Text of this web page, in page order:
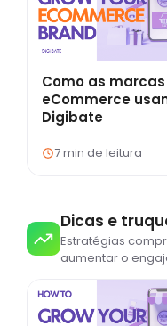
Como as
eCommerce
Digibate
7 min de leitura
Dicas e
Estratégias
aumentar o